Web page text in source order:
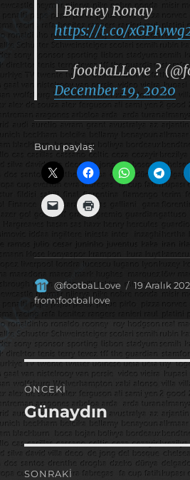
| Barney Ronay
https://t.co/
— footbaLLove ?
December 19, 2020
Bunu paylaş:
Yazar
@footbaLLove
Yayın
19 Aralık
from:footballove
Yazı
gezinmesi
ÖNCEKI
Önceki
yazı:
Günaydın
SONRAKI